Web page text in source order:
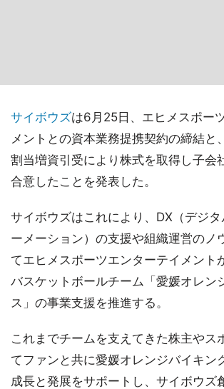
サイボウズは6月25日、エヒメスポー
メントとの資本業務提携契約の締結と
割当増資引受により株式を取得し子会
合意したことを発表した。
サイボウズはこれにより、DX（デジタ
ーメーション）の支援や組織運営のノ
てエヒメスポーツエンターテイメント
バスケットボールチーム「愛媛オレン
ス」の事業支援を推進する。
これまでチームを支えてきた株主やス
てファンと共に愛媛オレンジバイキン
成長と発展をサポートし、サイボウズ